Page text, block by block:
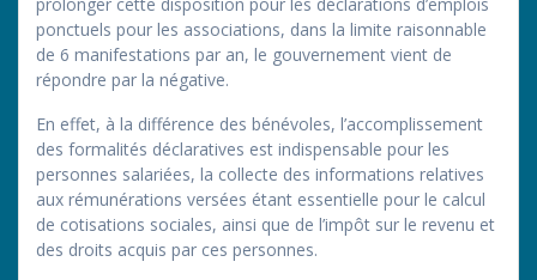
ponctuels pour les associations, dans la limite raisonnable
de 6 manifestations par an, le gouvernement vient de
répondre par la négative.
En effet, à la différence des bénévoles, l’accomplissement
des formalités déclaratives est indispensable pour les
personnes salariées, la collecte des informations relatives
aux rémunérations versées étant essentielle pour le calcul
de cotisations sociales, ainsi que de l’impôt sur le revenu et
des droits acquis par ces personnes.